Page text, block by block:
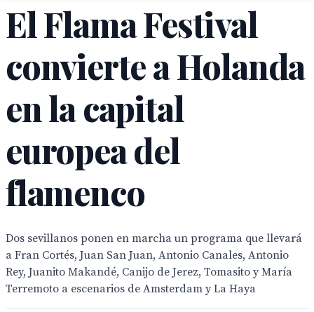
El Flama Festival
convierte a Holanda
en la capital
europea del
flamenco
Dos sevillanos ponen en marcha un programa que llevará
a Fran Cortés, Juan San Juan, Antonio Canales, Antonio
Rey, Juanito Makandé, Canijo de Jerez, Tomasito y María
Terremoto a escenarios de Amsterdam y La Haya